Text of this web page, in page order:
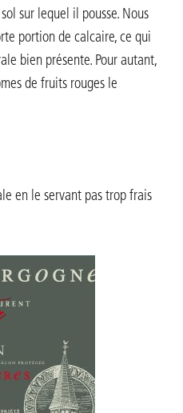
sur lequel il pousse. Nous
portion de calcaire, ce qui
bien présente. Pour autant,
de fruits rouges le
en le servant pas trop frais